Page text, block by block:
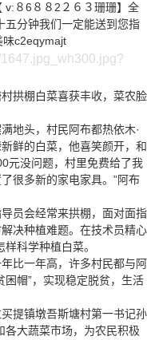
v:８6８８2２６３珊珊】全
五分钟我们一定能送到您指
味c2eqymajt
拱棚白菜喜获丰收，菜农脸
头，村民阿布都热依木·
鲜的白菜，他喜笑颜开，和
元没问题，村里免费给了我
很多新的家电家具。”阿布
员会经常来拱棚，面对面指
决种植难题。在技术员精心
科学种植白菜。
比一年高，许多村民都与阿
帽”，实现稳定脱贫，生活
提镇墩吾斯塘村第一书记孙
各大蔬菜市场，为农民积极